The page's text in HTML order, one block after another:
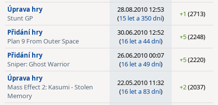
Úprava hry
Stunt GP
28.08.2010 12:53
(15 let a 350 dní) +1 (2713)
Přidání hry
Plan 9 From Outer Space
30.06.2010 12:52
(16 let a 44 dní) +5(2248)
Přidání hry
Sniper: Ghost Warrior
26.06.2010 00:07
(16 let a 49 dní) +5(2220)
Úprava hry
Mass Effect 2: Kasumi - Stolen
Memory
22.05.2010 11:32
(16 let a 83 dní) +2(2037)